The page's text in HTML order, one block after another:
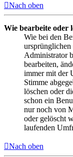
Nach oben
Wie bearbeite oder
Wie bei den
ursprünglichen
Administrator
bearbeiten,
immer mit der
Stimme
löschen oder
schon ein
nur noch von
oder gelöscht
laufenden
Nach oben